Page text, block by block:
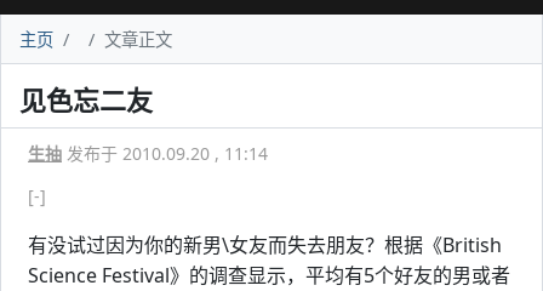
主页 文章正文
见色忘二友
生抽 发布于 2010.09.20 , 11:14
[-]
有没试过因为你的新男\女友而失去朋友？根据《British
Science Festival》的调查显示，平均有5个好友的男或者